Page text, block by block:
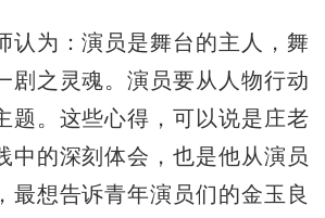
为：演员是舞台的主人，舞
剧之灵魂。演员要从人物行动
题。这些心得，可以说是庄老
中的深刻体会，也是他从演员
最想告诉青年演员们的金玉良